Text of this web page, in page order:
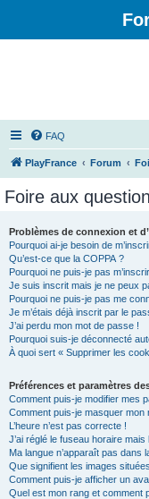
FAQ
PlayFrance Forum
Foire aux
Problèmes de connexion et
Pourquoi ai-je besoin de
Qu’est-ce que la COPPA ?
Pourquoi ne puis-je pas
Je suis inscrit mais je ne peux
Pourquoi ne puis-je pas me
Je m’étais déjà inscrit par le
J’ai perdu mon mot de passe !
Pourquoi suis-je déconnecté
À quoi sert « Supprimer les
Préférences et paramètres
Comment puis-je modifier mes
Comment puis-je masquer mon
L’heure n’est pas correcte !
J’ai réglé le fuseau horaire
Ma langue n’apparaît pas dans
Que signifient les images
Comment puis-je afficher un
Quel est mon rang et comment